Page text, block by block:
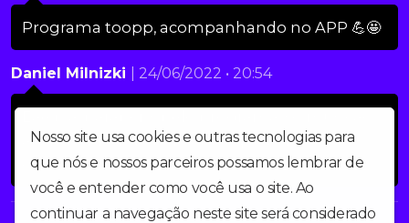
Programa toopp, acompanhando no APP 💪🤩
Daniel Milnizki | 24/06/2022 • 20:54
acompanhando pelo app aqui, parabens e
grande abraço
Nosso site usa cookies e outras tecnologias para
que nós e nossos parceiros possamos lembrar de
você e entender como você usa o site. Ao
continuar a navegação neste site será considerado